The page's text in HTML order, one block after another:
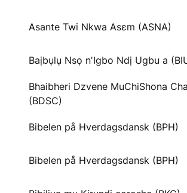
Asante Twi Nkwa Asɛm (ASNA)
Baịbụlụ Nsọ nʼIgbo Ndị Ugbu a
Bhaibheri Dzvene MuChiShona
(BDSC)
Bibelen på Hverdagsdansk (BPH)
Bibelen på Hverdagsdansk (BPH)